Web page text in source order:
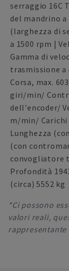
serraggio 16C
del mandrino
(larghezza di
a 1500 rpm |
Gamma di
trasmissione
Corsa, max.
giri/min/
dell'encoder/
m/min/
Lunghezza
(con
convogliatore
Profondità
(circa) 5552 kg
*Ci possono
valori reali,
rappresentante